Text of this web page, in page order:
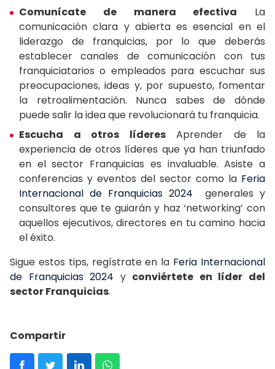
Comunícate de manera efectiva La
comunicación clara y abierta es esencial en el
liderazgo de franquicias, por lo que deberás
establecer canales de comunicación con tus
franquiciatarios o empleados para escuchar sus
preocupaciones, ideas y, por supuesto, fomentar
la retroalimentación. Nunca sabes de dónde
puede salir la idea que revolucionará tu franquicia.
Escucha a otros líderesAprender de la
experiencia de otros líderes que ya han triunfado
en el sector Franquicias es invaluable. Asiste a
conferencias y eventos del sector como la Feria
Internacional de Franquicias 2024 generales y
consultores que te guiarán y haz ‘networking’ con
aquellos ejecutivos, directores en tu camino hacia
el éxito.
Sigue estos tips, regístrate en la Feria Internacional
de Franquicias 2024 y conviértete en líder del
sector Franquicias.
Compartir